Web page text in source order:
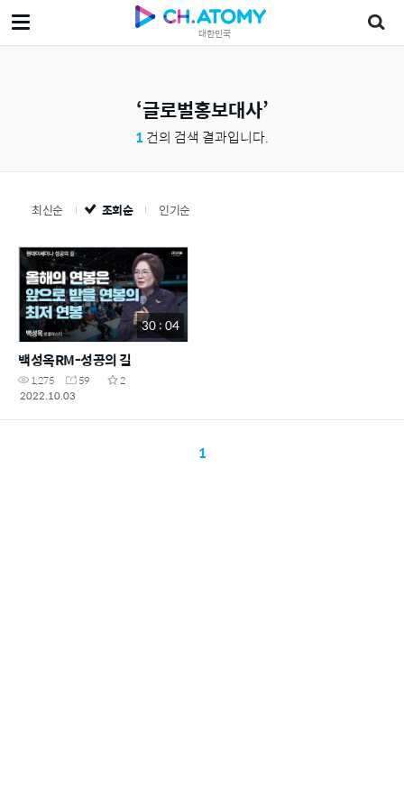
대한민국
글로벌홍보대사
1 건의 검색 결과입니다.
최신순 조회순 인기순
30 : 04
백성옥RM-성공의 길
1,275 59
2
2022.10.03
1